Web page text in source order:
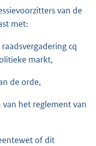
van de
met:
cq
markt,
de orde,
het reglement van
of dit